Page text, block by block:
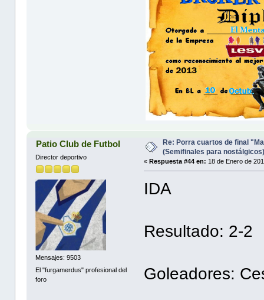
Patio Club de Futbol
Director deportivo
Mensajes: 9503
El "furgamerdus" profesional del
foro
Re: Porra cuartos de final
(Semifinales para
« Respuesta #44 en: 18 de Enero de
IDA
Resultado: 2-2
Goleadores: